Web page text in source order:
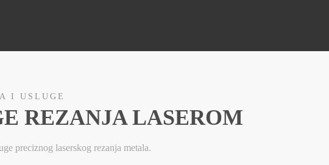
I USLUGE
REZANJA LASEROM
preciznog laserskog rezanja metala.